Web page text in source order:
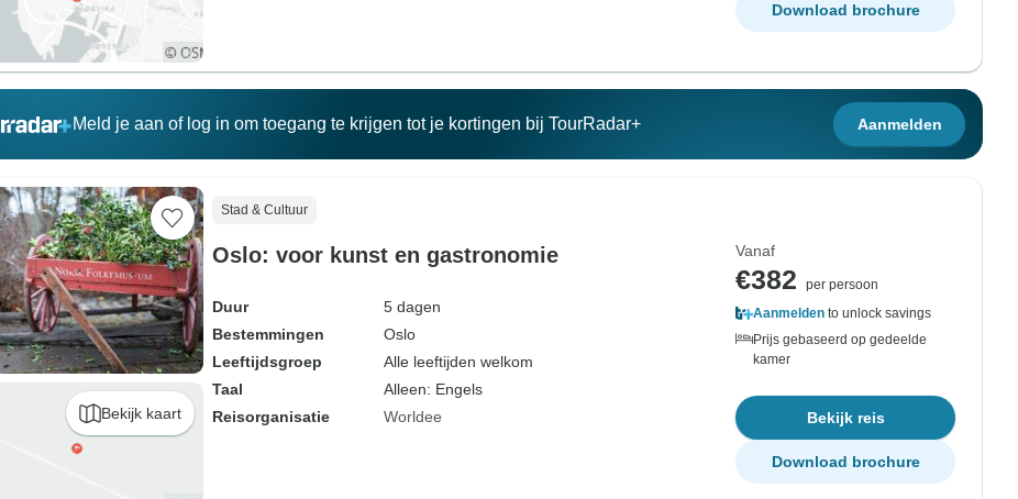
Download brochure
Meld je aan of log in om toegang te krijgen tot je kortingen bij TourRadar+ Aanmelden
Bekijk kaart
Stad & Cultuur
Oslo: voor kunst en gastronomie
Duur
5 dagen
Bestemmingen
Oslo
Leeftijdsgroep
Alle leeftijden welkom
Taal
Alleen: Engels
Reisorganisatie
Worldee
Vanaf
€382
per persoon
Aanmelden to unlock savings
Prijs gebaseerd op gedeelde
kamer
Bekijk reis
Download brochure